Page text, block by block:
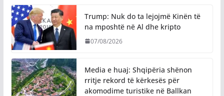
Trump: Nuk do ta lejojmë Kinën të
na mposhtë në Al dhe kripto
07/08/2026
Media e huaj: Shqipëria shënon
rritje rekord të kërkesës për
akomodime turistike në Ballkan